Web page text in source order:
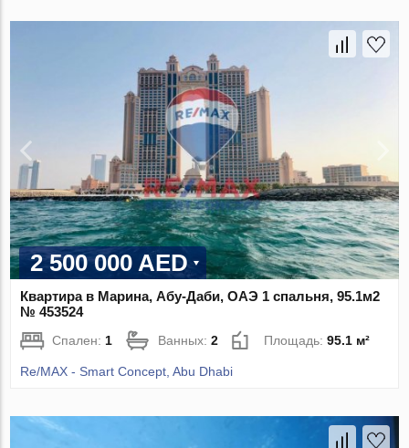
2 500 000 AED
Квартира в Марина, Абу-Даби, ОАЭ 1 спальня, 95.1м2
№ 453524
Спален:1 Ванных:2 Площадь:95.1 м²
Re/MAX - Smart Concept, Abu Dhabi